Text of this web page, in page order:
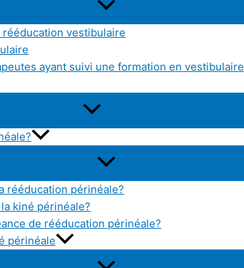
vestibulaire
ayant suivi une formation en vestibulaire
rééducation périnéale?
kiné périnéale?
de rééducation périnéale?
périnéale